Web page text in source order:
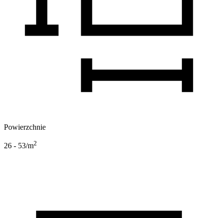
Powierzchnie
26 - 53/m2